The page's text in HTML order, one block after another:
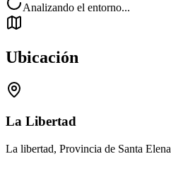
Analizando el entorno...
Ubicación
La Libertad
La libertad, Provincia de Santa Elena